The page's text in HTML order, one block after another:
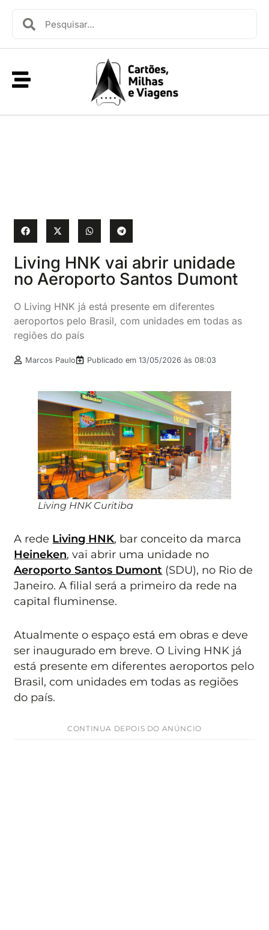
Living HNK vai abrir unidade
no Aeroporto Santos Dumont
O Living HNK já está presente em diferentes
aeroportos pelo Brasil, com unidades em todas as
regiões do país
Marcos Paulo Publicado em13/05/2026 às 08:03
Living HNK Curitiba
A rede Living HNK, bar conceito da marca
Heineken, vai abrir uma unidade no
Aeroporto Santos Dumont (SDU), no Rio de
Janeiro. A filial será a primeiro da rede na
capital fluminense.
Atualmente o espaço está em obras e deve
ser inaugurado em breve. O Living HNK já
está presente em diferentes aeroportos pelo
Brasil, com unidades em todas as regiões
do país.
CONTINUA DEPOIS DO ANÚNCIO